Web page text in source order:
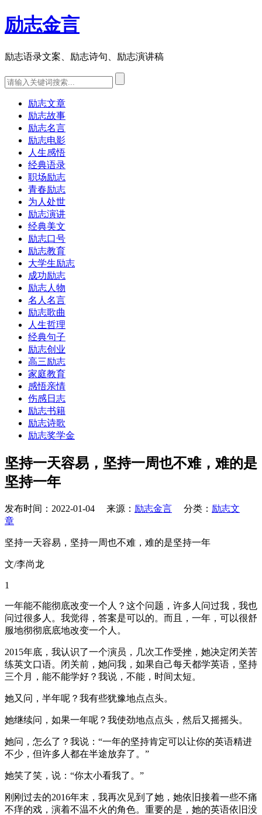
励志金言
励志语录文案、励志诗句、励志演讲稿
励志文章
励志故事
励志名言
励志电影
人生感悟
经典语录
职场励志
青春励志
为人处世
励志演讲
经典美文
励志口号
励志教育
大学生励志
成功励志
励志人物
名人名言
励志歌曲
人生哲理
经典句子
励志创业
高三励志
家庭教育
感悟亲情
伤感日志
励志书籍
励志诗歌
励志奖学金
坚持一天容易，坚持一周也不难，难的是
坚持一年
发布时间：2022-01-04 来源： 励志金言 分类： 励志文
章
坚持一天容易，坚持一周也不难，难的是坚持一年
文/李尚龙
1
一年能不能彻底改变一个人？这个问题，许多人问过我，我也
问过很多人。我觉得，答案是可以的。而且，一年，可以很舒
服地彻彻底底地改变一个人。
2015年底，我认识了一个演员，几次工作受挫，她决定闭关苦
练英文口语。闭关前，她问我，如果自己每天都学英语，坚持
三个月，能不能学好？我说，不能，时间太短。
她又问，半年呢？我有些犹豫地点点头。
她继续问，如果一年呢？我使劲地点点头，然后又摇摇头。
她问，怎么了？我说：“一年的坚持肯定可以让你的英语精进
不少，但许多人都在半途放弃了。”
她笑了笑，说：“你太小看我了。”
刚刚过去的2016年末，我再次见到了她，她依旧接着一些不痛
不痒的戏，演着不温不火的角色。重要的是，她的英语依旧没